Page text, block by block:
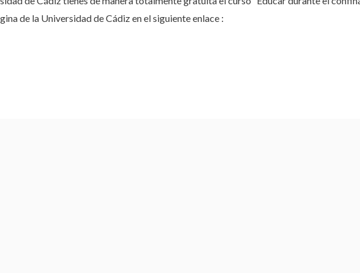
de la Universidad de Cádiz en el siguiente enlace :